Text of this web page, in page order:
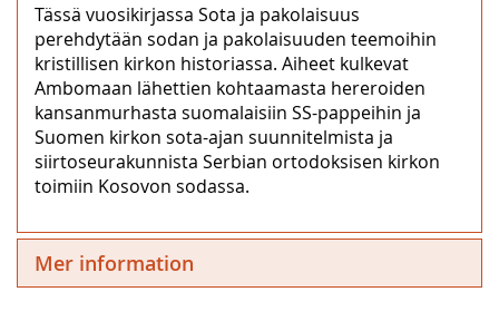
Tässä vuosikirjassa Sota ja pakolaisuus
perehdytään sodan ja pakolaisuuden teemoihin
kristillisen kirkon historiassa. Aiheet kulkevat
Ambomaan lähettien kohtaamasta hereroiden
kansanmurhasta suomalaisiin SS-pappeihin ja
Suomen kirkon sota-ajan suunnitelmista ja
siirtoseurakunnista Serbian ortodoksisen kirkon
toimiin Kosovon sodassa.
Mer information